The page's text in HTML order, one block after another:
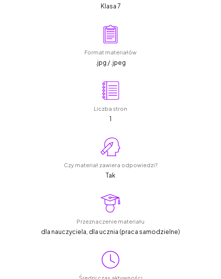
Klasa 7
Format materiałów
.jpg / .jpeg
Liczba stron
1
Czy materiał zawiera odpowiedzi?
Tak
Przeznaczenie materiału
dla nauczyciela, dla ucznia (praca samodzielne)